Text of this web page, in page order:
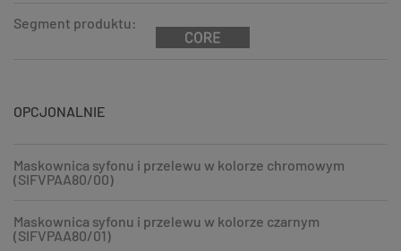
Segment produktu:
OPCJONALNIE
Maskownica syfonu i przelewu w kolorze chromowym
(SIFVPAA80/00)
Maskownica syfonu i przelewu w kolorze czarnym
(SIFVPAA80/01)